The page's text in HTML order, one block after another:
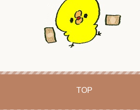
TOP